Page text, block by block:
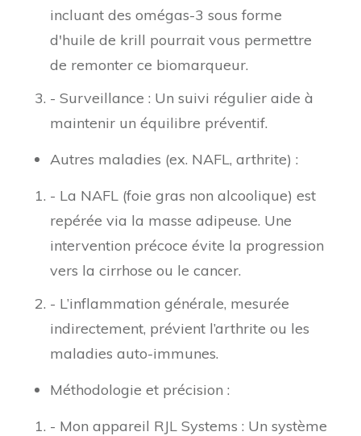
incluant des omégas-3 sous forme
d'huile de krill pourrait vous permettre
de remonter ce biomarqueur.
- Surveillance : Un suivi régulier aide à
maintenir un équilibre préventif.
Autres maladies (ex. NAFL, arthrite) :
- La NAFL (foie gras non alcoolique) est
repérée via la masse adipeuse. Une
intervention précoce évite la progression
vers la cirrhose ou le cancer.
- L’inflammation générale, mesurée
indirectement, prévient l’arthrite ou les
maladies auto-immunes.
Méthodologie et précision :
- Mon appareil RJL Systems : Un système